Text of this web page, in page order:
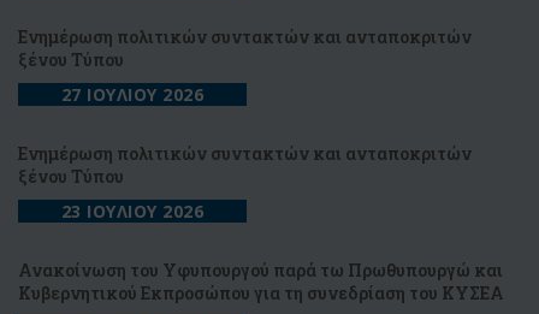
Ενημέρωση πολιτικών συντακτών και ανταποκριτών
ξένου Τύπου
27 ΙΟΥΛΙΟΥ 2026
Ενημέρωση πολιτικών συντακτών και ανταποκριτών
ξένου Τύπου
23 ΙΟΥΛΙΟΥ 2026
Ανακοίνωση του Υφυπουργού παρά τω Πρωθυπουργώ και
Κυβερνητικού Εκπροσώπου για τη συνεδρίαση του ΚΥΣΕΑ